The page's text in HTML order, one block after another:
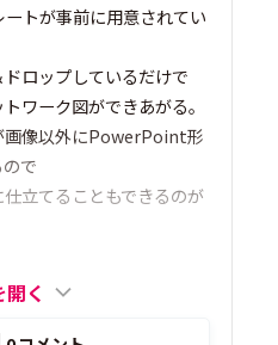
トが事前に用意されてい
ロップしているだけで
ワーク図ができあがる。
画像以外にPowerPoint形
で
立てることもできるのが
く